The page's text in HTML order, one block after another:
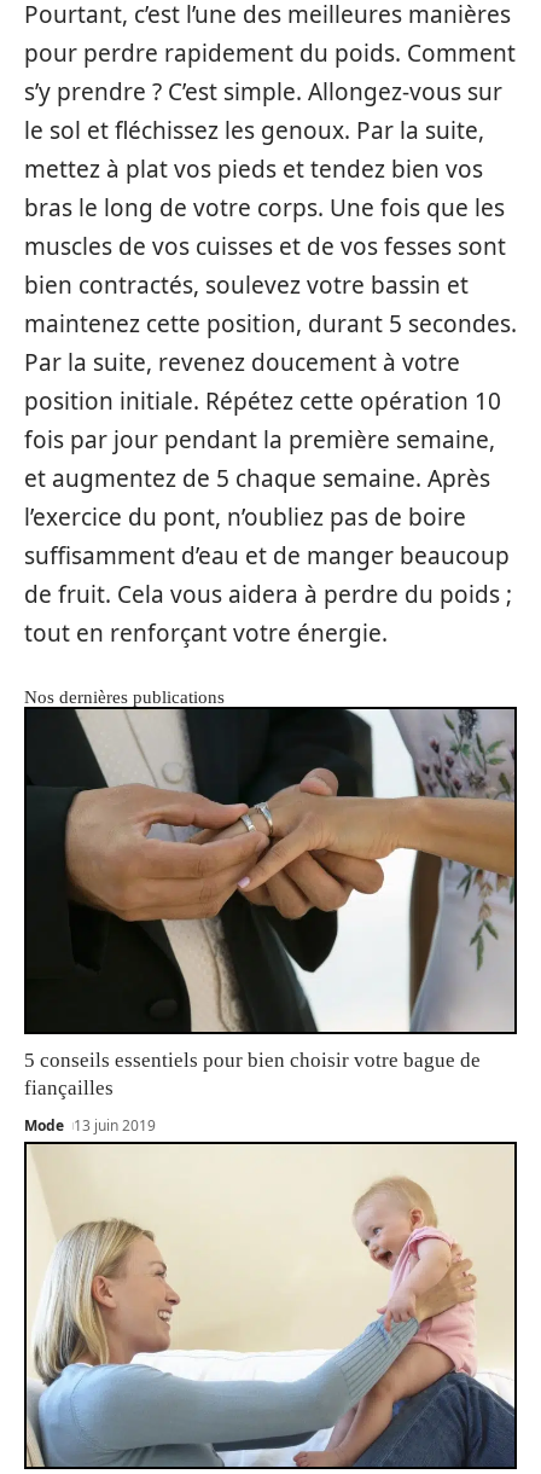
Pourtant, c’est l’une des meilleures manières
pour perdre rapidement du poids. Comment
s’y prendre ? C’est simple. Allongez-vous sur
le sol et fléchissez les genoux. Par la suite,
mettez à plat vos pieds et tendez bien vos
bras le long de votre corps. Une fois que les
muscles de vos cuisses et de vos fesses sont
bien contractés, soulevez votre bassin et
maintenez cette position, durant 5 secondes.
Par la suite, revenez doucement à votre
position initiale. Répétez cette opération 10
fois par jour pendant la première semaine,
et augmentez de 5 chaque semaine. Après
l’exercice du pont, n’oubliez pas de boire
suffisamment d’eau et de manger beaucoup
de fruit. Cela vous aidera à perdre du poids ;
tout en renforçant votre énergie.
Nos dernières publications
5 conseils essentiels pour bien choisir votre bague de
fiançailles
Mode 13 juin 2019